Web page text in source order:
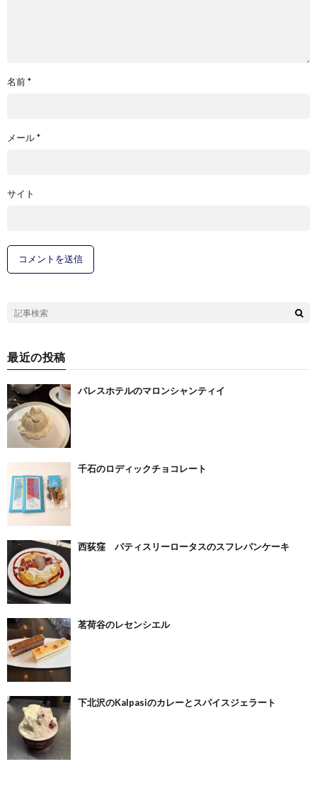
名前*
メール*
サイト
最近の投稿
パレスホテルのマロンシャンティイ
千石のロディックチョコレート
西荻窪 パティスリーロータスのスフレパンケーキ
茗荷谷のレセンシエル
下北沢のKalpasiのカレーとスパイスジェラート